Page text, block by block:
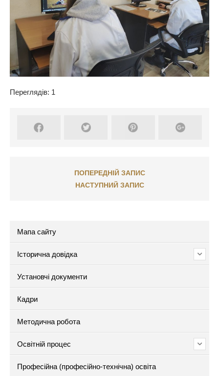
Переглядів: 1
ПОПЕРЕДНІЙ ЗАПИС
НАСТУПНИЙ ЗАПИС
Мапа сайту
Історична довідка
Установчі документи
Кадри
Методична робота
Освітній процес
Професійна (професійно-технічна) освіта